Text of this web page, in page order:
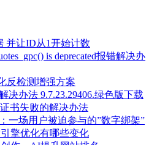
并让ID从1开始计数
is deprecated报错解决办
反检测增强方案
决办法 9.7.23.29406.绿色版下载
书失败的解决办法
一场用户被迫参与的”数字绑架”
擎优化有哪些变化